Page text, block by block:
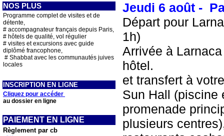
NOS PLUS
Programme complet de visites et de
détente,
# accompagnateur français depuis Paris,
# hôtels de qualité, vol régulier
# visites et excursions avec guide
diplômé francophone,
# Shabbat avec les communautés juives
locales
INSCRIPTION EN LIGNE
Cliquez pour accéder
au dossier en ligne
PAIEMENT EN LIGNE
Règlement par cb
Jeudi 6 août -
Départ pour
1h)
Arrivée à
hôtel.
et transfert à
Sun Hall (piscine
promenade
plusieurs